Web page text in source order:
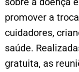
promover a
cuidadores,
saúde.
gratuita, as